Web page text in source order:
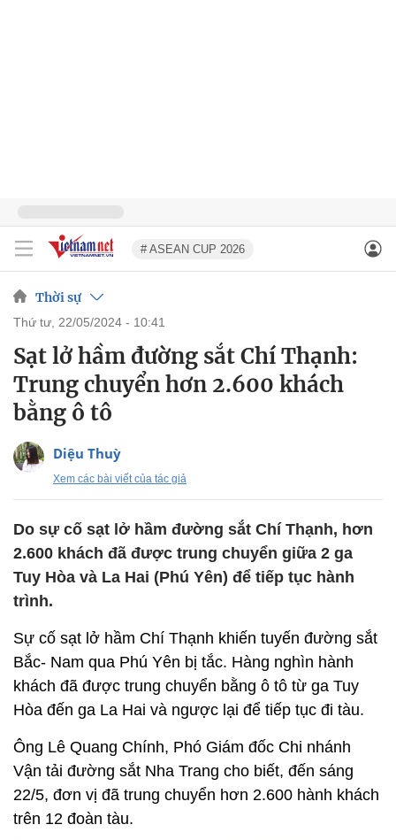
# ASEAN CUP 2026
Thời sự
thứ tư, 22/05/2024 - 10:41
Sạt lở hầm đường sắt Chí Thạnh:
Trung chuyển hơn 2.600 khách
bằng ô tô
Diệu Thuỳ
Xem các bài viết của tác giả
Do sự cố sạt lở hầm đường sắt Chí Thạnh, hơn
2.600 khách đã được trung chuyển giữa 2 ga
Tuy Hòa và La Hai (Phú Yên) để tiếp tục hành
trình.
Sự cố sạt lở hầm Chí Thạnh khiến tuyến đường sắt
Bắc- Nam qua Phú Yên bị tắc. Hàng nghìn hành
khách đã được trung chuyển bằng ô tô từ ga Tuy
Hòa đến ga La Hai và ngược lại để tiếp tục đi tàu.
Ông Lê Quang Chính, Phó Giám đốc Chi nhánh
Vận tải đường sắt Nha Trang cho biết, đến sáng
22/5, đơn vị đã trung chuyển hơn 2.600 hành khách
trên 12 đoàn tàu.